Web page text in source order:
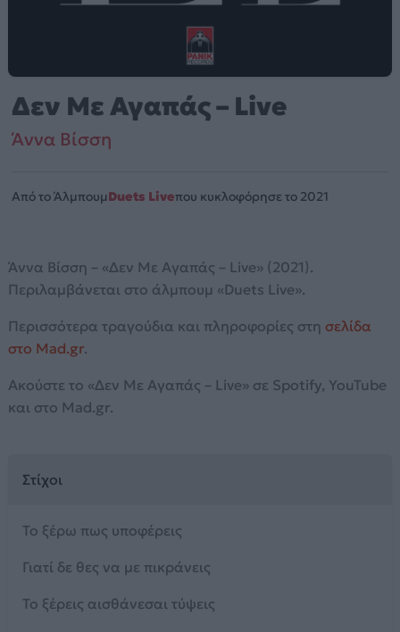
Δεν Με Αγαπάς – Live
Άννα Βίσση
Από το ΆλμπουμDuets Liveπου κυκλοφόρησε το 2021
Άννα Βίσση – «Δεν Με Αγαπάς – Live» (2021).
Περιλαμβάνεται στο άλμπουμ «Duets Live».
Περισσότερα τραγούδια και πληροφορίες στη σελίδα
στο Mad.gr.
Ακούστε το «Δεν Με Αγαπάς – Live» σε Spotify, YouTube
και στο Mad.gr.
Στίχοι
Το ξέρω πως υποφέρεις
Γιατί δε θες να με πικράνεις
Το ξέρεις αισθάνεσαι τύψεις